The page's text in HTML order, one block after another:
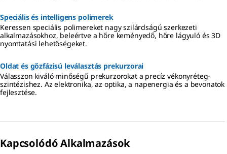
Speciális és intelligens polimerek
Keressen speciális polimereket nagy szilárdságú szerkezeti
alkalmazásokhoz, beleértve a hőre keményedő, hőre lágyuló és 3D
nyomtatási lehetőségeket.
Oldat és gőzfázisú leválasztás prekurzorai
Válasszon kiváló minőségű prekurzorokat a precíz vékonyréteg-
szintézishez. Az elektronika, az optika, a napenergia és a bevonatok
fejlesztése.
Kapcsolódó Alkalmazások